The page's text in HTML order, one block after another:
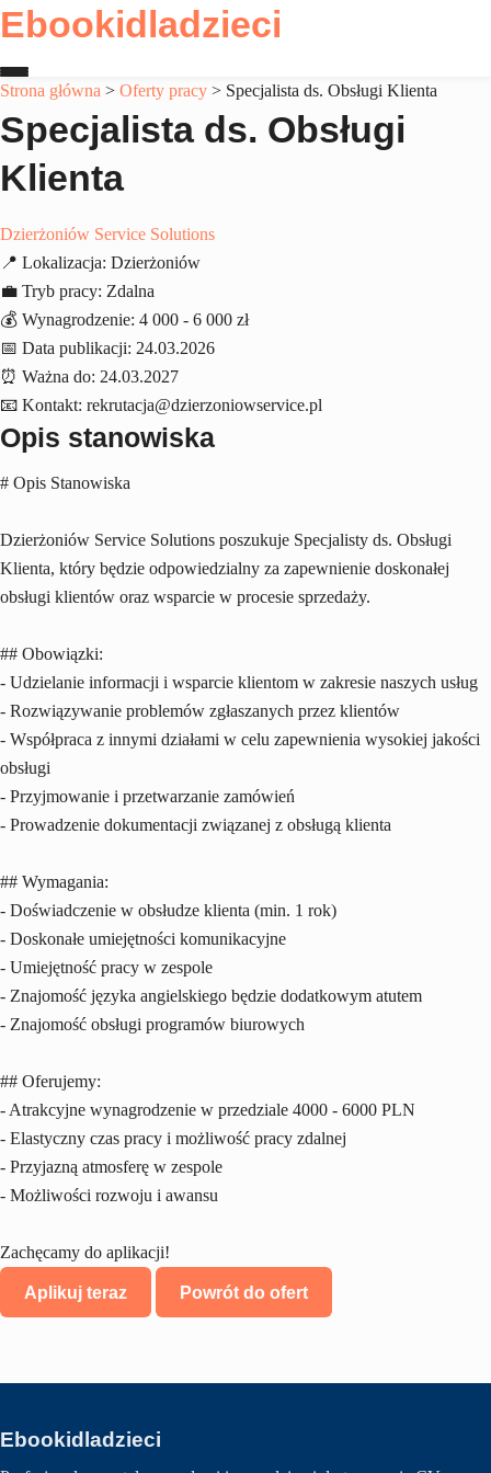
Ebookidladzieci
Strona główna
Oferty pracy
Kontakt
Strona główna > Oferty pracy > Specjalista ds. Obsługi Klienta
Specjalista ds. Obsługi
Klienta
Dzierżoniów Service Solutions
📍 Lokalizacja: Dzierżoniów
💼 Tryb pracy: Zdalna
💰 Wynagrodzenie: 4 000 - 6 000 zł
📅 Data publikacji: 24.03.2026
⏰ Ważna do: 24.03.2027
📧 Kontakt: rekrutacja@dzierzoniowservice.pl
Opis stanowiska
# Opis Stanowiska
Dzierżoniów Service Solutions poszukuje Specjalisty ds. Obsługi
Klienta, który będzie odpowiedzialny za zapewnienie doskonałej
obsługi klientów oraz wsparcie w procesie sprzedaży.
## Obowiązki:
- Udzielanie informacji i wsparcie klientom w zakresie naszych usług
- Rozwiązywanie problemów zgłaszanych przez klientów
- Współpraca z innymi działami w celu zapewnienia wysokiej jakości
obsługi
- Przyjmowanie i przetwarzanie zamówień
- Prowadzenie dokumentacji związanej z obsługą klienta
## Wymagania:
- Doświadczenie w obsłudze klienta (min. 1 rok)
- Doskonałe umiejętności komunikacyjne
- Umiejętność pracy w zespole
- Znajomość języka angielskiego będzie dodatkowym atutem
- Znajomość obsługi programów biurowych
## Oferujemy:
- Atrakcyjne wynagrodzenie w przedziale 4000 - 6000 PLN
- Elastyczny czas pracy i możliwość pracy zdalnej
- Przyjazną atmosferę w zespole
- Możliwości rozwoju i awansu
Zachęcamy do aplikacji!
Aplikuj teraz Powrót do ofert
Ebookidladzieci